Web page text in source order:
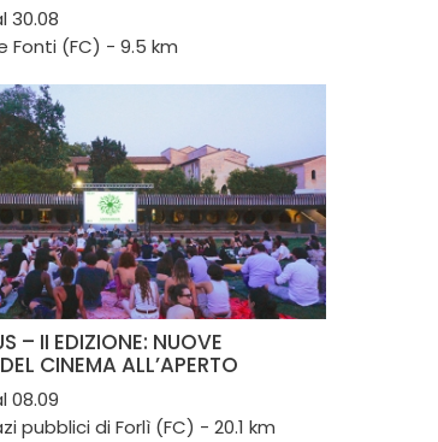
30.08
Fonti (FC) - 9.5 km
– II EDIZIONE: NUOVE
CINEMA ALL’APERTO
08.09
pubblici di Forlì (FC) - 20.1 km